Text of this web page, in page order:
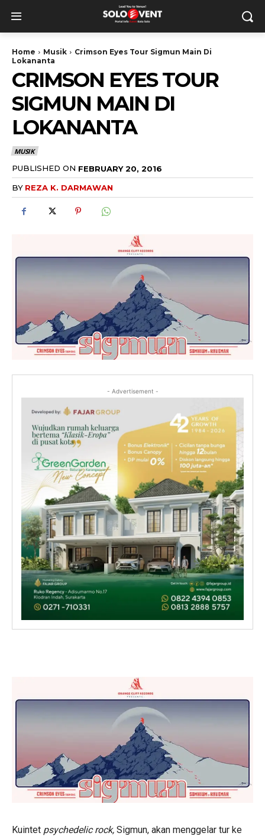
Home Musik
Crimson Eyes Tour Sigmun Main Di
Lokananta
CRIMSON EYES TOUR
SIGMUN MAIN DI
LOKANANTA
MUSIK
PUBLISHED ON FEBRUARY 20, 2016
BY REZA K. DARMAWAN
- Advertisement -
Kuintet psychedelic rock, Sigmun, akan menggelar tur ke